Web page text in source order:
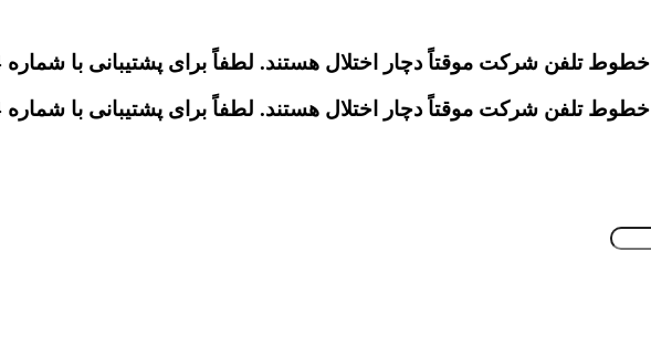
خطوط تلفن شرکت موقتاً دچار اختلال هستند. لطفاً برای پشتیبانی با شماره 09046612504 تماس بگیرید.
خطوط تلفن شرکت موقتاً دچار اختلال هستند. لطفاً برای پشتیبانی با شماره 09046612504 تماس بگیرید.